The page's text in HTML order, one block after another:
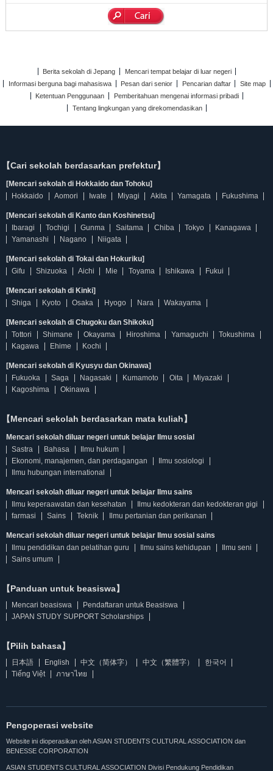
Berita sekolah di Jepang
Mencari tempat belajar di luar negeri
Informasi berguna bagi mahasiswa
Pesan dari senior Pencarian daftar
Site map
Ketentuan Penggunaan
Pemberitahuan mengenai informasi pribadi
Tentang lingkungan yang direkomendasikan
【Cari sekolah berdasarkan prefektur】
[Mencari sekolah di Hokkaido dan Tohoku]
Hokkaido
Aomori Iwate Miyagi Akita Yamagata Fukushima
[Mencari sekolah di Kanto dan Koshinetsu]
Ibaragi
Tochigi Gunma Saitama Chiba Tokyo
Kanagawa
Yamanashi
Nagano Niigata
[Mencari sekolah di Tokai dan Hokuriku]
Gifu
Shizuoka Aichi Mie Toyama Ishikawa Fukui
[Mencari sekolah di Kinki]
Shiga
Kyoto Osaka Hyogo Nara Wakayama
[Mencari sekolah di Chugoku dan Shikoku]
Tottori
Shimane Okayama Hiroshima Yamaguchi
Tokushima
Kagawa
Ehime Kochi
[Mencari sekolah di Kyusyu dan Okinawa]
Fukuoka
Saga Nagasaki Kumamoto Oita
Miyazaki
Kagoshima
Okinawa
【Mencari sekolah berdasarkan mata kuliah】
Mencari sekolah diluar negeri untuk belajar Ilmu sosial
Sastra
Bahasa
Ilmu hukum
Ekonomi, manajemen, dan perdagangan
Ilmu sosiologi
Ilmu hubungan international
Mencari sekolah diluar negeri untuk belajar Ilmu sains
Ilmu keperaawatan dan kesehatan
Ilmu kedokteran dan kedokteran gigi
farmasi
Sains Teknik Ilmu pertanian dan perikanan
Mencari sekolah diluar negeri untuk belajar Ilmu sosial sains
Ilmu pendidikan dan pelatihan guru
Ilmu sains kehidupan
Ilmu seni
Sains umum
【Panduan untuk beasiswa】
Mencari beasiswa
Pendaftaran untuk Beasiswa
JAPAN STUDY SUPPORT Scholarships
【Pilih bahasa】
日本語 English 中文（简体字） 中文（繁體字）
한국어
Tiếng Việt
ภาษาไทย
Pengoperasi website
Website ini dioperasikan oleh ASIAN STUDENTS CULTURAL ASSOCIATION dan
BENESSE CORPORATION
ASIAN STUDENTS CULTURAL ASSOCIATION Divisi Pendukung Pendidikan